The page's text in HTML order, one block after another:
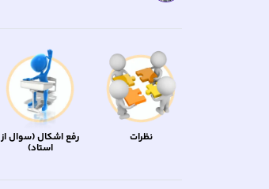
نظرات رفع اشکال (سوال از
استاد)